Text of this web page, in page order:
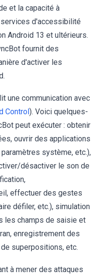
et la capacité à
d'accessibilité
Android 13 et ultérieurs.
fournit des
d'activer les
une communication avec
Control). Voici quelques-
peut exécuter : obtenir
ouvrir des applications
système, etc.),
désactiver le son de
effectuer des gestes
défiler, etc.), simulation
les champs de saisie et
enregistrement des
superpositions, etc.
à mener des attaques